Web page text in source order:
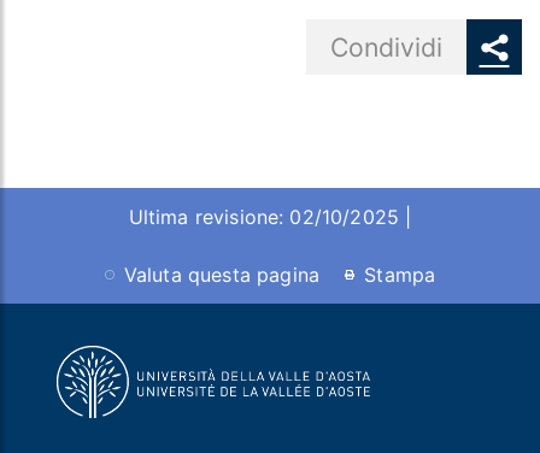
Condividi
Ultima revisione: 02/10/2025 |
Valuta questa pagina Stampa